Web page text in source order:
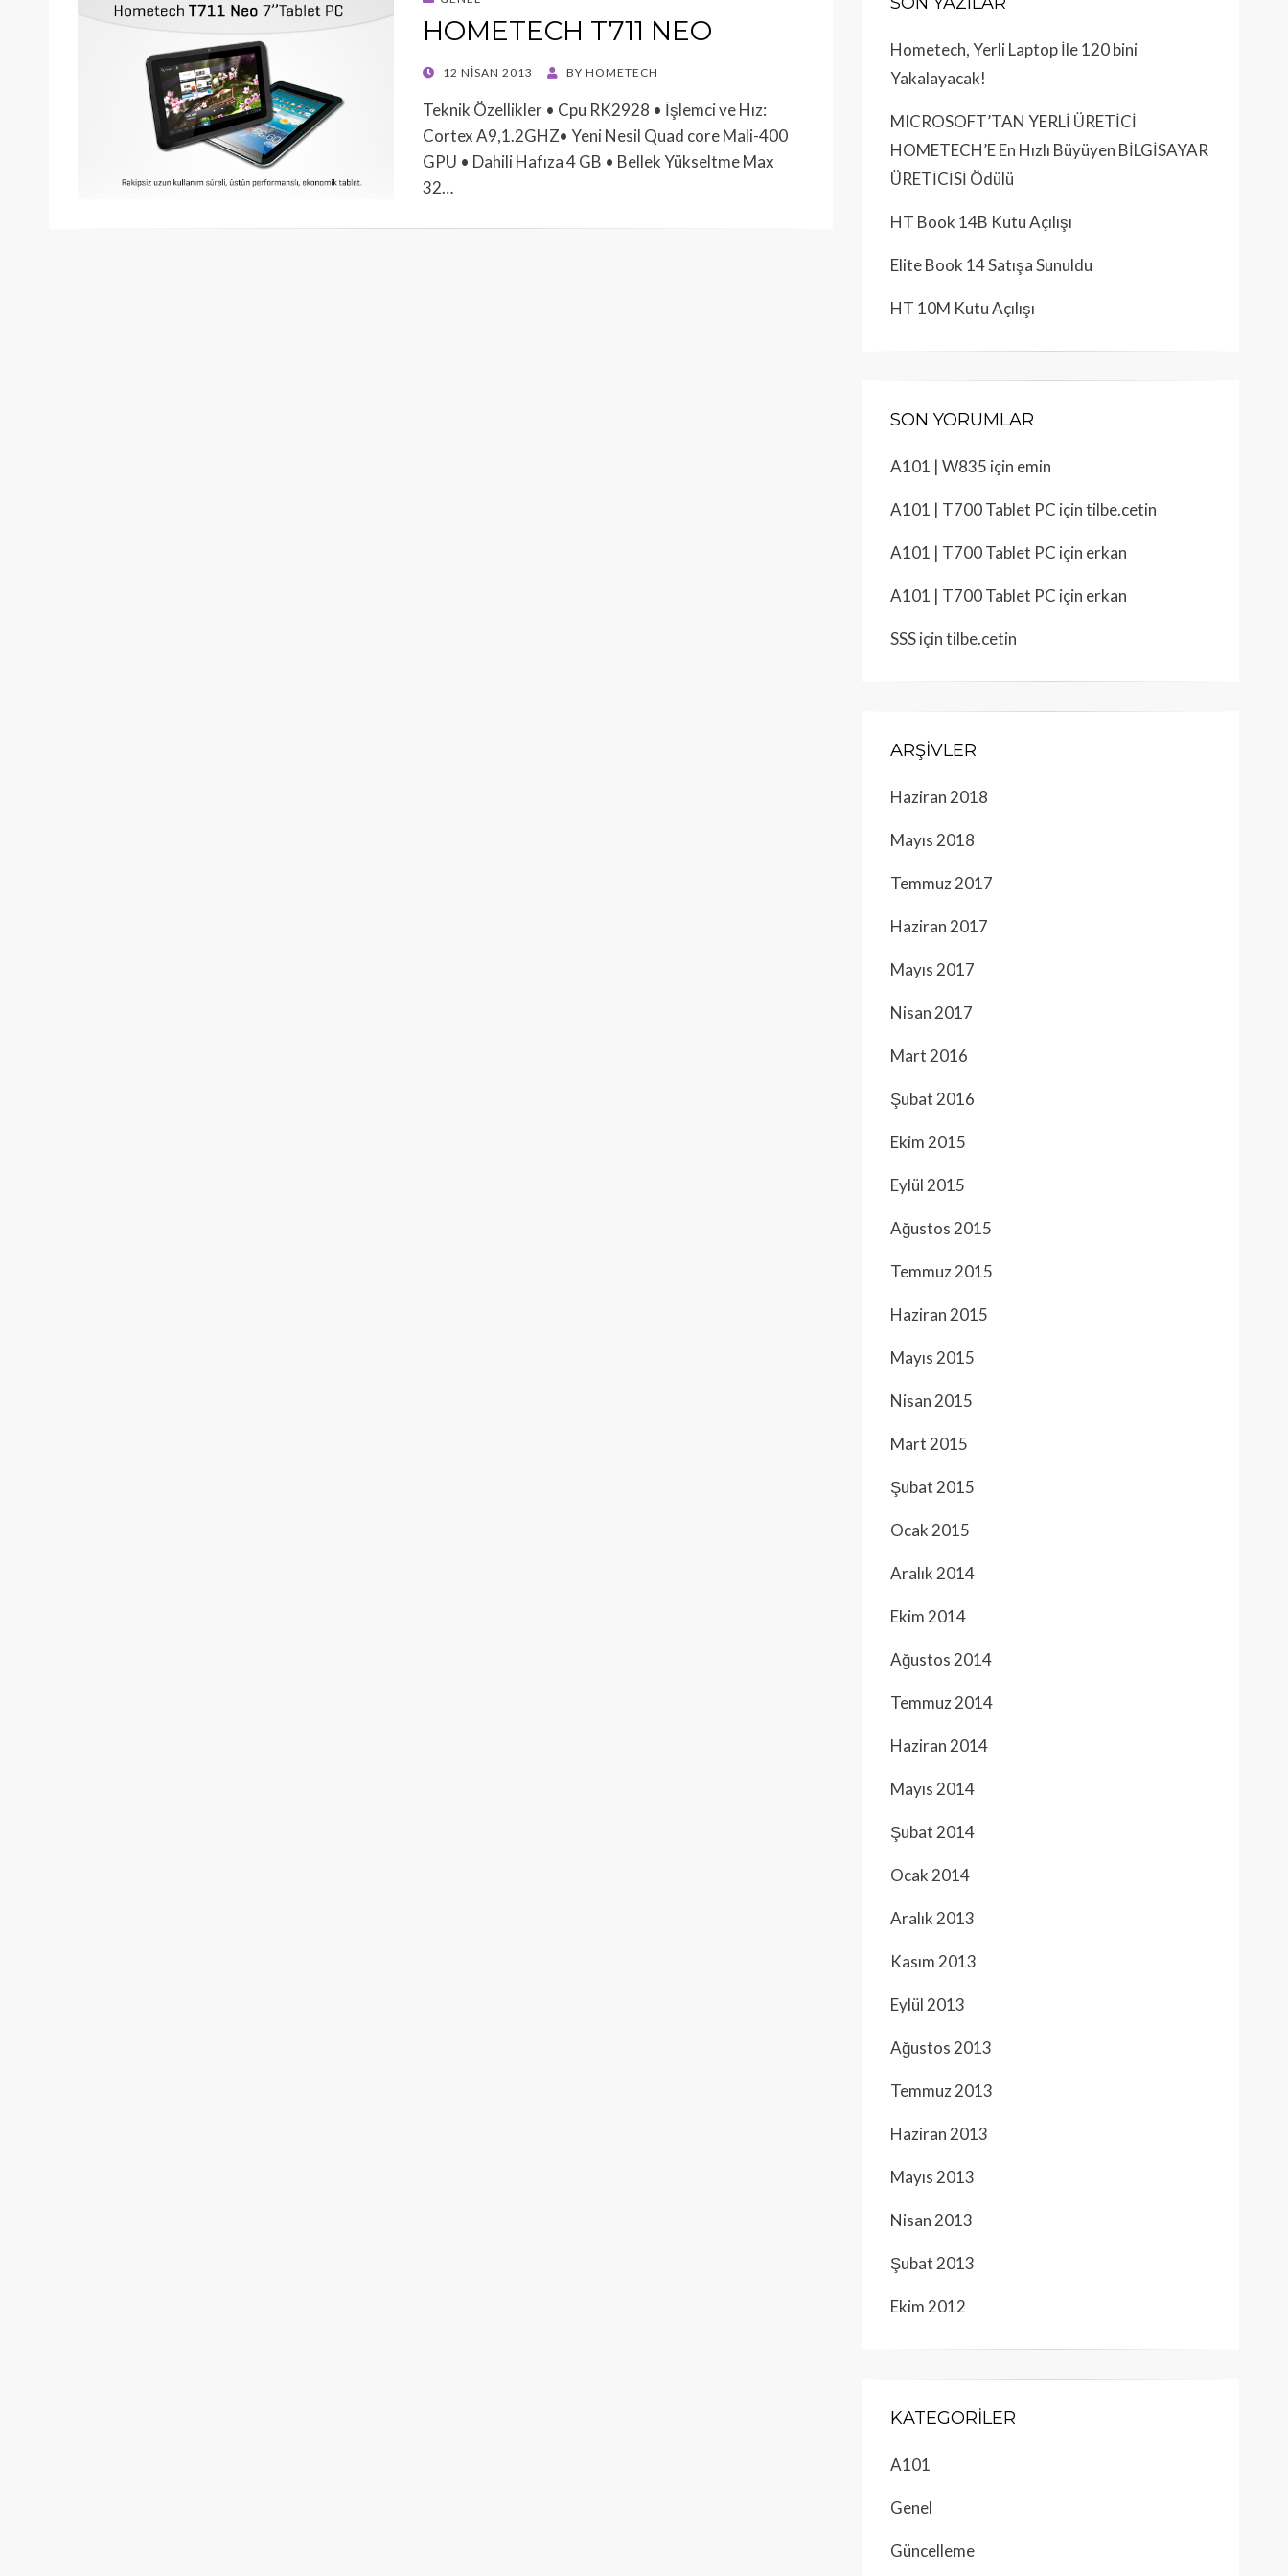
HOMETECH T711 NEO
POSTED12 NISAN 2013 BY HOMETECH
Teknik Özellikler • Cpu RK2928 • İşlemci ve Hız:
Cortex A9,1.2GHZ• Yeni Nesil Quad core Mali-400
GPU • Dahili Hafıza 4 GB • Bellek Yükseltme Max
32…
Hometech, Yerli Laptop İle 120 bini
Yakalayacak!
MICROSOFT’TAN YERLİ ÜRETİCİ
HOMETECH’E En Hızlı Büyüyen BİLGİSAYAR
ÜRETİCİSİ Ödülü
HT Book 14B Kutu Açılışı
Elite Book 14 Satışa Sunuldu
HT 10M Kutu Açılışı
SON YORUMLAR
A101 | W835 için emin
A101 | T700 Tablet PC içintilbe.cetin
A101 | T700 Tablet PC için erkan
A101 | T700 Tablet PC için erkan
SSSiçintilbe.cetin
ARŞIVLER
Haziran 2018
Mayıs 2018
Temmuz 2017
Haziran 2017
Mayıs 2017
Nisan 2017
Mart 2016
Şubat 2016
Ekim 2015
Eylül 2015
Ağustos 2015
Temmuz 2015
Haziran 2015
Mayıs 2015
Nisan 2015
Mart 2015
Şubat 2015
Ocak 2015
Aralık 2014
Ekim 2014
Ağustos 2014
Temmuz 2014
Haziran 2014
Mayıs 2014
Şubat 2014
Ocak 2014
Aralık 2013
Kasım 2013
Eylül 2013
Ağustos 2013
Temmuz 2013
Haziran 2013
Mayıs 2013
Nisan 2013
Şubat 2013
Ekim 2012
KATEGORILER
A101
Genel
Güncelleme